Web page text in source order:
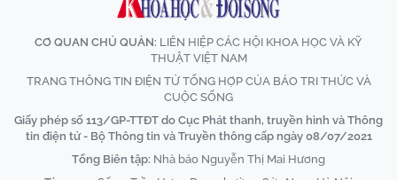
CƠ QUAN CHỦ QUẢN: LIÊN HIỆP CÁC HỘI KHOA HỌC VÀ KỸ
THUẬT VIỆT NAM
TRANG THÔNG TIN ĐIỆN TỬ TỔNG HỢP CỦA BÁO TRI THỨC VÀ
CUỘC SỐNG
Giấy phép số 113/GP-TTĐT do Cục Phát thanh, truyền hình và Thông
tin điện tử - Bộ Thông tin và Truyền thông cấp ngày 08/07/2021
Tổng Biên tập: Nhà báo Nguyễn Thị Mai Hương